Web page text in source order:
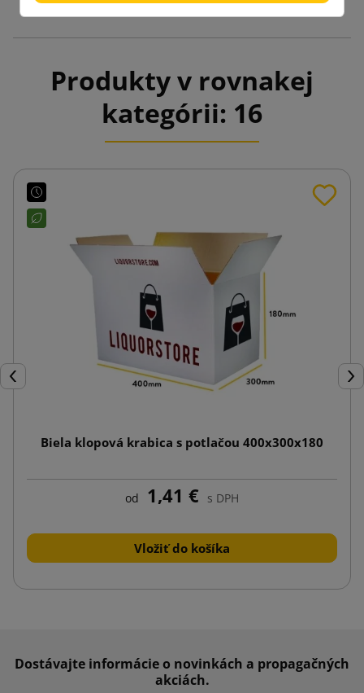
Produkty v rovnakej
kategórii: 16
Späť
Biela klopová krabica s potlačou 400x300x180
od 1,41 € s DPH
Vložiť do košíka
Dostávajte informácie o novinkách a propagačných
akciách.